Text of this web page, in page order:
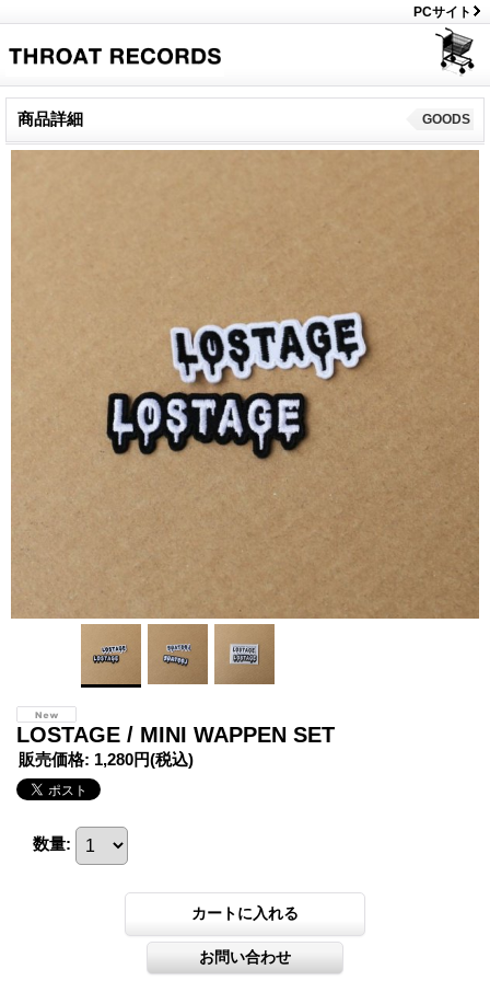
PCサイト
商品詳細 GOODS
LOSTAGE / MINI WAPPEN SET
販売価格: 1,280円(税込)
数量: